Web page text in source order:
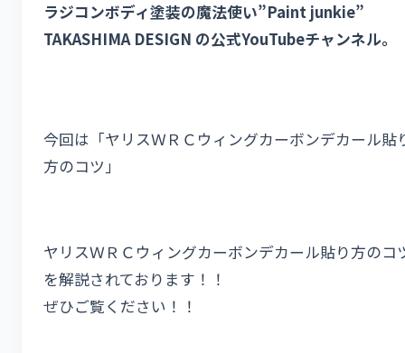
ラジコンボディ塗装の魔法使い”Paint junkie”
TAKASHIMA DESIGN の公式YouTubeチャンネル。
今回は「ヤリスＷＲＣウィングカーボンデカール貼
方のコツ」
ヤリスＷＲＣウィングカーボンデカール貼り方のコ
を解説されております！！
ぜひご覧ください！！